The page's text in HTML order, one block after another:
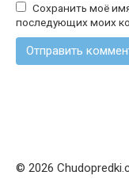
Сохранить моё
последующих моих
© 2026